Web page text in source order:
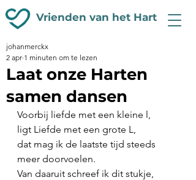
Vrienden van het Hart
Laat onze Harten
samen dansen
johanmerckx
2 apr 1 minuten om te lezen
Voorbij liefde met een kleine l,
ligt Liefde met een grote L,
dat mag ik de laatste tijd steeds
meer doorvoelen.
Van daaruit schreef ik dit stukje,